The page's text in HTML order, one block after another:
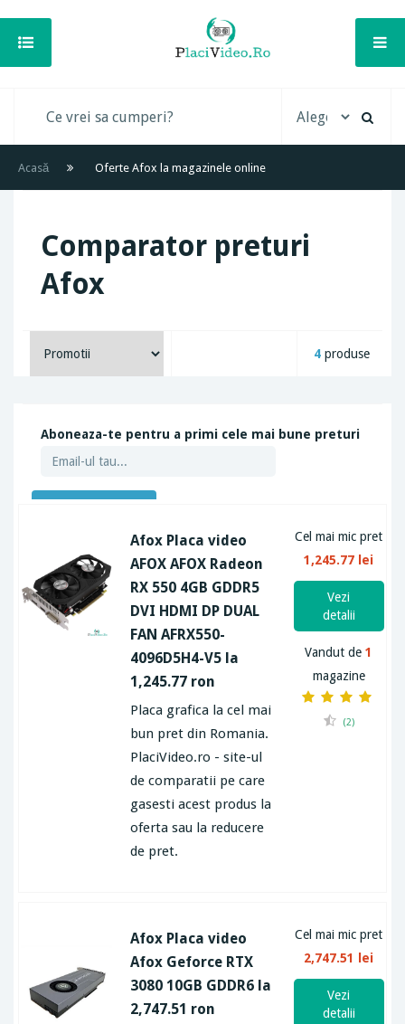
Acasă Oferte Afox la magazinele online
Comparator preturi
Afox
4 produse
Aboneaza-te pentru a primi cele mai bune preturi
Afox Placa video
AFOX AFOX Radeon
RX 550 4GB GDDR5
DVI HDMI DP DUAL
FAN AFRX550-
4096D5H4-V5 la
1,245.77 ron
Placa grafica la cel mai
bun pret din Romania.
PlaciVideo.ro - site-ul
de comparatii pe care
gasesti acest produs la
oferta sau la reducere
de pret.
Cel mai mic pret
1,245.77 lei
Vezi
detalii
Vandut de1
magazine
(2)
Afox Placa video
Afox Geforce RTX
3080 10GB GDDR6 la
2,747.51 ron
Cel mai mic pret
2,747.51 lei
Vezi
detalii